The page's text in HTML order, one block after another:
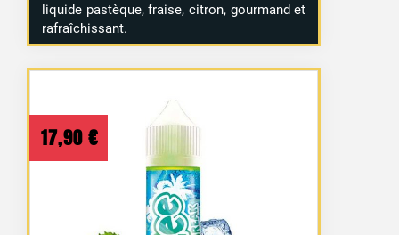
liquide pastèque, fraise, citron, gourmand et
rafraîchissant.
17,90 €